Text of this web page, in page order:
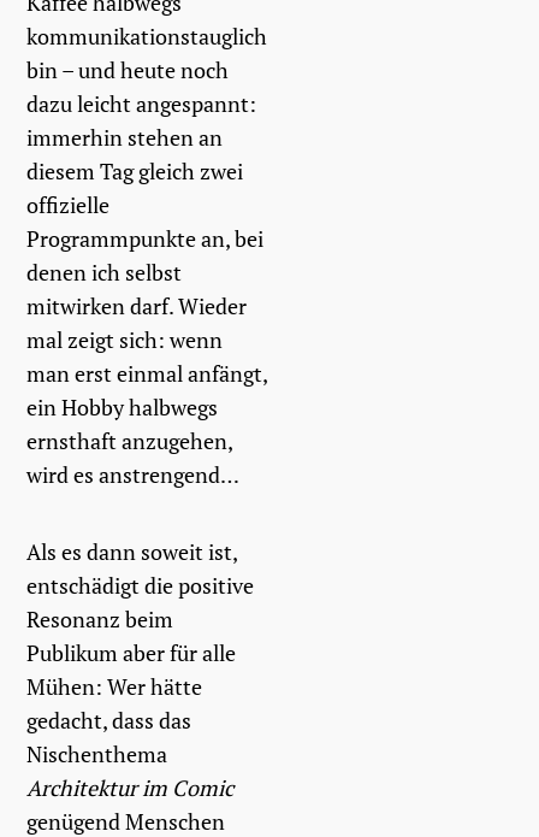
kommunikationstauglich
bin – und heute noch
dazu leicht angespannt:
immerhin stehen an
diesem Tag gleich zwei
offizielle
Programmpunkte an, bei
denen ich selbst
mitwirken darf. Wieder
mal zeigt sich: wenn
man erst einmal anfängt,
ein Hobby halbwegs
ernsthaft anzugehen,
wird es anstrengend…
Als es dann soweit ist,
entschädigt die positive
Resonanz beim
Publikum aber für alle
Mühen: Wer hätte
gedacht, dass das
Nischenthema
Architektur im Comic
genügend Menschen